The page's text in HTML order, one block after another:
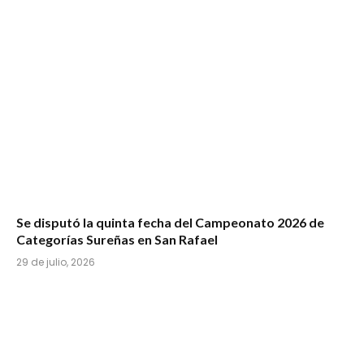
Se disputó la quinta fecha del Campeonato 2026 de
Categorías Sureñas en San Rafael
29 de julio, 2026